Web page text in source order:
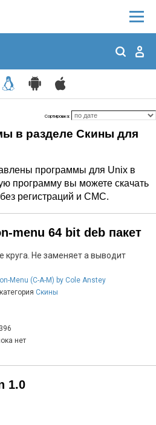
Сортировка:
в разделе Скины для
программы для Unix в
программу вы можете скачать
регистраций и СМС.
menu 64 bit deb пакет
Не заменяет а выводит
Menu (C-A-M) by Cole Anstey
Скины
нет
1.0